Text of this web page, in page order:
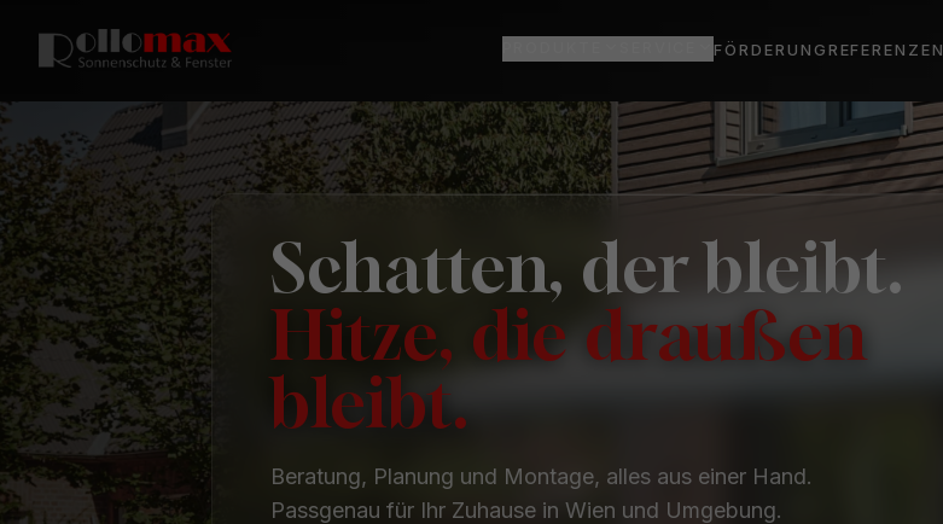
FÖRDERUNG REFERENZEN
Schatten, der bleibt.
Hitze, die draußen
bleibt.
Beratung, Planung und Montage, alles aus einer Hand.
Passgenau für Ihr Zuhause in Wien und Umgebung.